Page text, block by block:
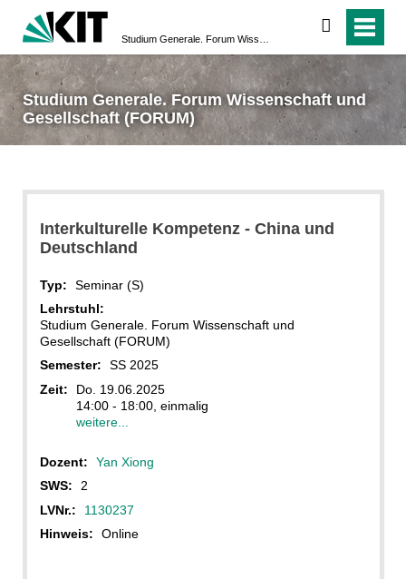
suchen
Studium Generale. Forum Wissenschaft und
Gesellschaft (FORUM)
Interkulturelle Kompetenz - China und
Deutschland
Typ:
Seminar (S)
Lehrstuhl:
Studium Generale. Forum Wissenschaft und
Gesellschaft (FORUM)
Semester:
SS 2025
Zeit:
Do. 19.06.2025
14:00 - 18:00, einmalig
weitere...
Dozent:
Yan Xiong
SWS:
2
LVNr.:
1130237
Hinweis:
Online